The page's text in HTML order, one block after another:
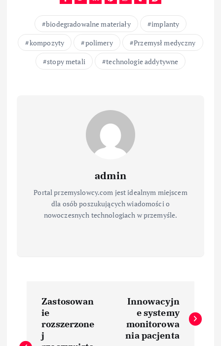
biodegradowalne materiały
implanty
kompozyty
polimery
Przemysł medyczny
stopy metali
technologie addytywne
admin
Portal przemyslowcy.com jest idealnym miejscem
dla osób poszukujących wiadomości o
nowoczesnych technologiach w przemyśle.
Zastosowan
ie
rozszerzone
j
Innowacyjn
e systemy
monitorowa
nia pacjenta